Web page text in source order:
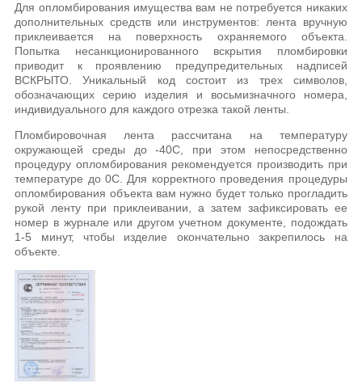
Для опломбирования имущества вам не потребуется никаких
дополнительных средств или инструментов: лента вручную
приклеивается на поверхность охраняемого объекта.
Попытка несанкционированного вскрытия пломбировки
приводит к проявлению предупредительных надписей
ВСКРЫТО. Уникальный код состоит из трех символов,
обозначающих серию изделия и восьмизначного номера,
индивидуального для каждого отрезка такой ленты.
Пломбировочная лента рассчитана на температуру
окружающей среды до -40С, при этом непосредственно
процедуру опломбирования рекомендуется производить при
температуре до 0С. Для корректного проведения процедуры
опломбирования объекта вам нужно будет только прогладить
рукой ленту при приклеивании, а затем зафиксировать ее
номер в журнале или другом учетном документе, подождать
1-5 минут, чтобы изделие окончательно закрепилось на
объекте.